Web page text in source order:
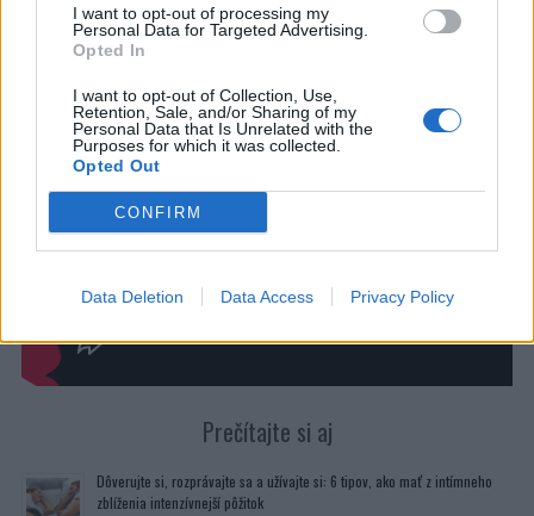
I want to opt-out of processing my
Personal Data for Targeted Advertising.
Opted In
I want to opt-out of Collection, Use,
Retention, Sale, and/or Sharing of my
Personal Data that Is Unrelated with the
Purposes for which it was collected.
Opted Out
CONFIRM
Data Deletion Data Access Privacy Policy
Prečítajte si aj
Dôverujte si, rozprávajte sa a užívajte si: 6 tipov, ako mať z intímneho
zblíženia intenzívnejší pôžitok